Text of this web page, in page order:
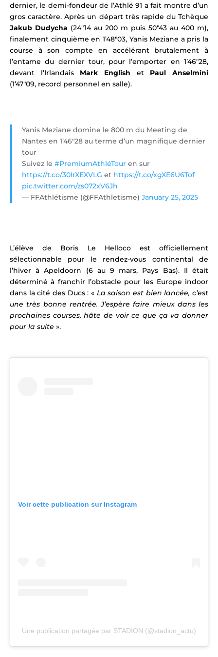
dernier, le demi-fondeur de l’Athlé 91 a fait montre d’un
gros caractère. Après un départ très rapide du Tchèque
Jakub Dudycha (24″14 au 200 m puis 50″43 au 400 m),
finalement cinquième en 1’48″03, Yanis Meziane a pris la
course à son compte en accélérant brutalement à
l’entame du dernier tour,pour l’emporter en 1’46″28,
devant l’Irlandais Mark English et Paul Anselmini
(1’47″09, record personnel en salle).
Yanis Meziane domine le 800 m du Meeting de
Nantes en 1’46″28 au terme d’un magnifique dernier
tour
Suivez le #PremiumAthléTour en sur
https://t.co/30IrXEXVLG et https://t.co/xgXE6U6Tof
pic.twitter.com/zs072xV6Jh
— FFAthlétisme (@FFAthletisme) January 25, 2025
L’élève de Boris Le Helloco est officiellement
sélectionnable pour le rendez-vous continental de
l’hiver à Apeldoorn (6 au 9 mars, Pays Bas). Il était
déterminé à franchir l’obstacle pour les Europe indoor
dans la cité des Ducs : « La saison est bien lancée, c’est
une très bonne rentrée. J’espère faire mieux dans les
prochaines courses, hâte de voir ce que ça va donner
pour la suite ».
Voir cette publication sur Instagram
Une publication partagée par STADION (@stadion_actu)